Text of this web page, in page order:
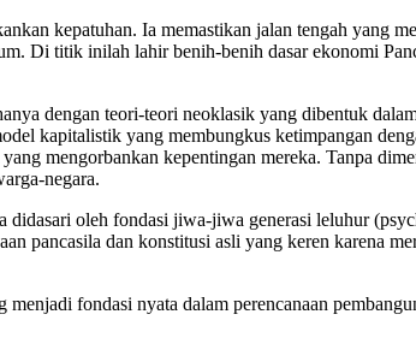
kepatuhan. Ia memastikan jalan tengah yang
Di titik inilah lahir benih-benih dasar ekonomi
dengan teori-teori neoklasik yang dibentuk
kapitalistik yang membungkus ketimpangan
mengorbankan kepentingan mereka. Tanpa
negara.
oleh fondasi jiwa-jiwa generasi leluhur
pancasila dan konstitusi asli yang keren karena
fondasi nyata dalam perencanaan